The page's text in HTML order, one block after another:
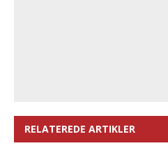
RELATEREDE ARTIKLER